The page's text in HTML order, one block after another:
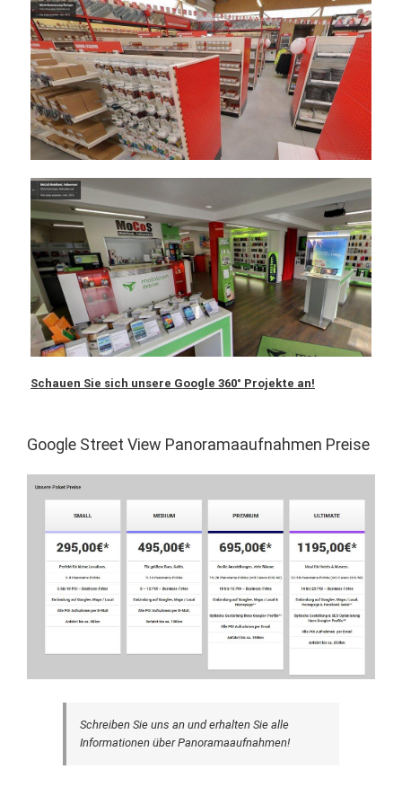
Schauen Sie sich unsere Google 360° Projekte an!
Google Street View Panoramaaufnahmen Preise
Schreiben Sie uns an und erhalten Sie alle
Informationen über Panoramaaufnahmen!